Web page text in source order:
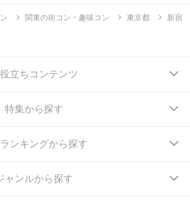
関東の街コン・趣味コン 東京都 新宿
立ちコンテンツ
特集から探す
ンキングから探す
ャンルから探す